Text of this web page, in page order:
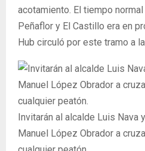
acotamiento. El tiempo
Peñaflor y El Castillo era en
Hub circuló por este tramo a
Invitarán al alcalde Luis Nava
Manuel López Obrador a